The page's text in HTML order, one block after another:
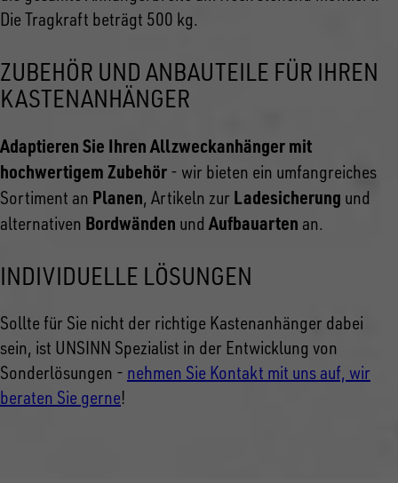
Die Tragkraft beträgt 500 kg.
ZUBEHÖR UND ANBAUTEILE FÜR IHREN
KASTENANHÄNGER
Adaptieren Sie Ihren Allzweckanhänger mit
hochwertigem Zubehör - wir bieten ein umfangreiches
Sortiment an Planen, Artikeln zur Ladesicherung und
alternativen Bordwänden undAufbauarten an.
INDIVIDUELLE LÖSUNGEN
Sollte für Sie nicht der richtige Kastenanhänger dabei
sein, ist UNSINN Spezialist in der Entwicklung von
Sonderlösungen - nehmen Sie Kontakt mit uns auf, wir
beraten Sie gerne!